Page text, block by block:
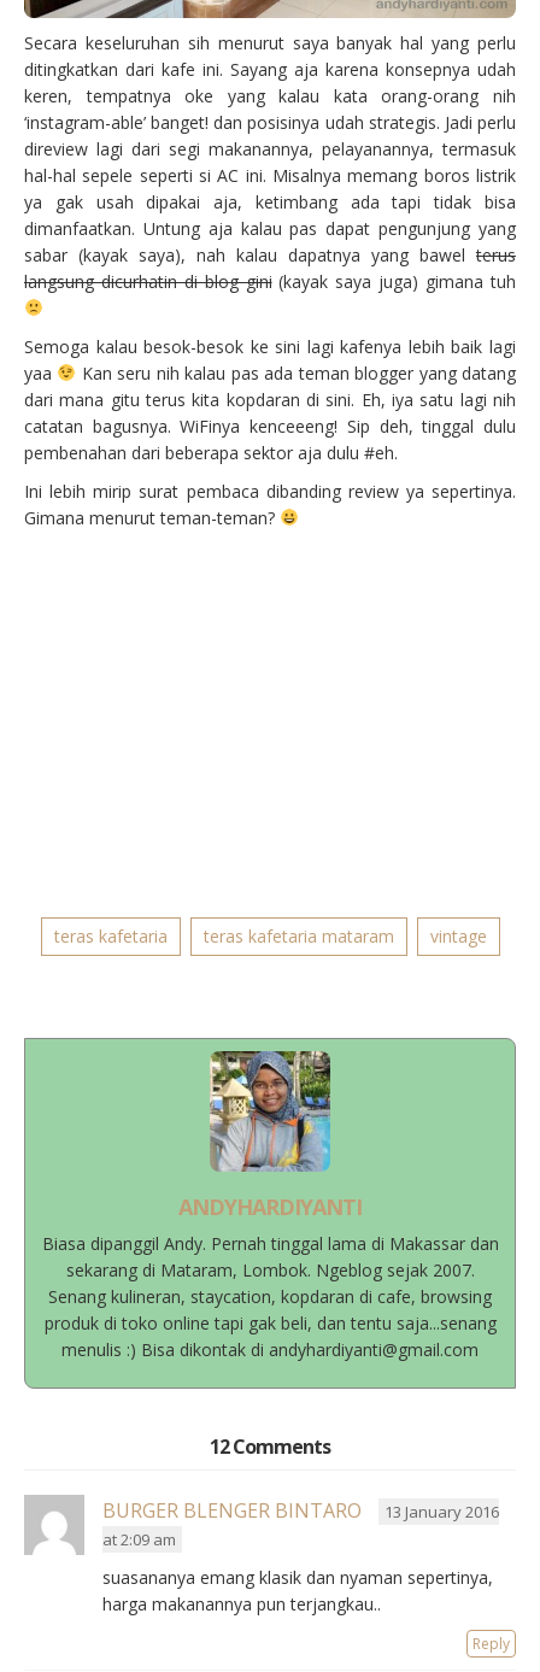
Secara keseluruhan sih menurut saya banyak hal yang perlu
ditingkatkan dari kafe ini. Sayang aja karena konsepnya udah
keren, tempatnya oke yang kalau kata orang-orang nih
‘instagram-able’ banget! dan posisinya udah strategis. Jadi perlu
direview lagi dari segi makanannya, pelayanannya, termasuk
hal-hal sepele seperti si AC ini. Misalnya memang boros listrik
ya gak usah dipakai aja, ketimbang ada tapi tidak bisa
dimanfaatkan. Untung aja kalau pas dapat pengunjung yang
sabar (kayak saya), nah kalau dapatnya yang bawelterus
langsung dicurhatin di blog gini(kayak saya juga) gimana tuh
Semoga kalau besok-besok ke sini lagi kafenya lebih baik lagi
yaa
Kan seru nih kalau pas ada teman blogger yang datang
dari mana gitu terus kita kopdaran di sini. Eh, iya satu lagi nih
catatan bagusnya. WiFinya kenceeeng! Sip deh, tinggal dulu
pembenahan dari beberapa sektor aja dulu #eh.
Ini lebih mirip surat pembaca dibanding review ya sepertinya.
Gimana menurut teman-teman?
teras kafetaria teras kafetaria mataram vintage
ANDYHARDIYANTI
Biasa dipanggil Andy. Pernah tinggal lama di Makassar dan
sekarang di Mataram, Lombok. Ngeblog sejak 2007.
Senang kulineran, staycation, kopdaran di cafe, browsing
produk di toko online tapi gak beli, dan tentu saja...senang
menulis :) Bisa dikontak di andyhardiyanti@gmail.com
12 Comments
BURGER BLENGER BINTARO
13 January 2016
at 2:09 am
suasananya emang klasik dan nyaman sepertinya,
harga makanannya pun terjangkau..
Reply